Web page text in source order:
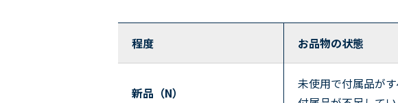
程度 お品物の状態
新品（N）
未使用で付属品がす